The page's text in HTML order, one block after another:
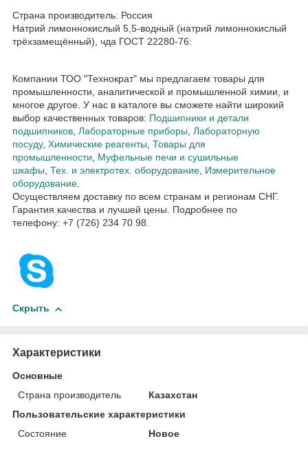
Страна производитель: Россия
Натрий лимоннокислый 5,5-водный (натрий лимоннокислый
трёхзамещённый), чда ГОСТ 22280-76:
Компании ТОО "Технократ" мы предлагаем товары для
промышленности, аналитической и промышленной химии, и
многое другое. У нас в каталоге вы сможете найти широкий
выбор качественных товаров: Подшипники и детали
подшипников, Лабораторные приборы, Лабораторную
посуду, Химические реагенты, Товары для
промышленности, Муфельные печи и сушильные
шкафы, Тех. и электротех. оборудование, Измерительное
оборудование.
Осуществляем доставку по всем странам и регионам СНГ.
Гарантия качества и лучшей цены. Подробнее по
телефону: +7 (726) 234 70 98.
Скрыть
Характеристики
Основные
Страна производитель
Казахстан
Пользовательские характеристики
Состояние
Новое